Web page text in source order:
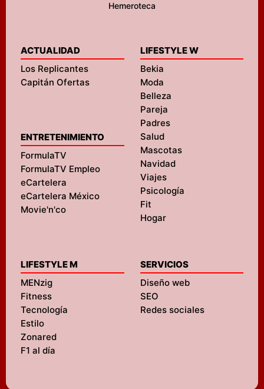
Hemeroteca
ACTUALIDAD
Los Replicantes
Capitán Ofertas
ENTRETENIMIENTO
FormulaTV
FormulaTV Empleo
eCartelera
eCartelera México
Movie'n'co
LIFESTYLE W
Bekia
Moda
Belleza
Pareja
Padres
Salud
Mascotas
Navidad
Viajes
Psicología
Fit
Hogar
LIFESTYLE M
MENzig
Fitness
Tecnología
Estilo
Zonared
F1 al día
SERVICIOS
Diseño web
SEO
Redes sociales